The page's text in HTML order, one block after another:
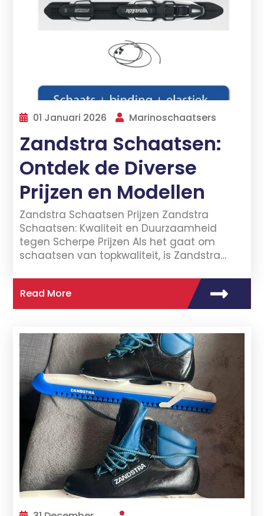
01 Januari 2026 Marinoschaatsers
Zandstra Schaatsen:
Ontdek de Diverse
Prijzen en Modellen
Zandstra Schaatsen Prijzen Zandstra
Schaatsen: Kwaliteit en Duurzaamheid
tegen Scherpe Prijzen Als het gaat om
schaatsen van topkwaliteit, is Zandstra…
Read More